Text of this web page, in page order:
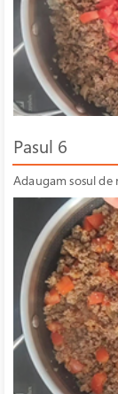
Pasul 6
Adaugam sosul de